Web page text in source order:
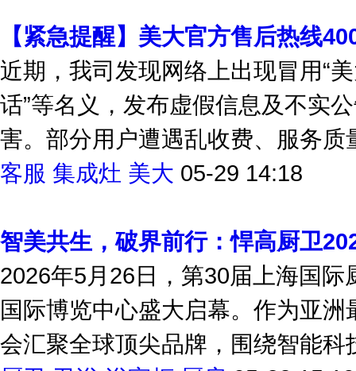
【紧急提醒】美大官方售后热线
近期，我司发现网络上出现冒用“
话”等名义，发布虚假信息及不实
害。部分用户遭遇乱收费、服务质
客服 集成灶 美大 05-29 14:18
智美共生，破界前行：悍高厨卫
2026年5月26日，第30届上海国
国际博览中心盛大启幕。作为亚
会汇聚全球顶尖品牌，围绕智能